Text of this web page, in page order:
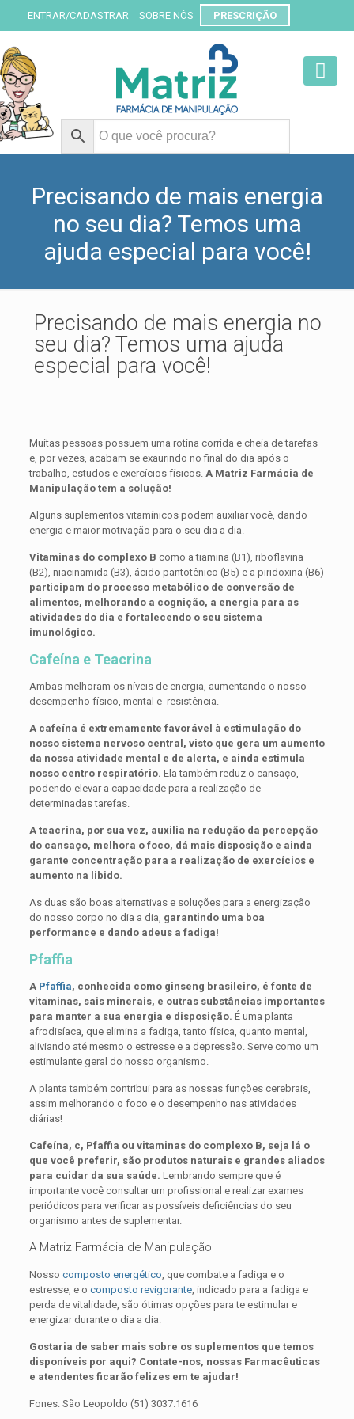
ENTRAR/CADASTRAR SOBRE NÓS PRESCRIÇÃO
Precisando de mais energia
no seu dia? Temos uma
ajuda especial para você!
Precisando de mais energia no
seu dia? Temos uma ajuda
especial para você!
Muitas pessoas possuem uma rotina corrida e cheia de tarefas
e, por vezes, acabam se exaurindo no final do dia após o
trabalho, estudos e exercícios físicos. A Matriz Farmácia de
Manipulação tem a solução!
Alguns suplementos vitamínicos podem auxiliar você, dando
energia e maior motivação para o seu dia a dia.
Vitaminas do complexo B como a tiamina (B1), riboflavina
(B2), niacinamida (B3), ácido pantotênico (B5) e a piridoxina (B6)
participam do processo metabólico de conversão de
alimentos, melhorando a cognição, a energia para as
atividades do dia e fortalecendo o seu sistema
imunológico.
Cafeína e Teacrina
Ambas melhoram os níveis de energia, aumentando o nosso
desempenho físico, mental e resistência.
A cafeína é extremamente favorável à estimulação do
nosso sistema nervoso central, visto que gera um aumento
da nossa atividade mental e de alerta, e ainda estimula
nosso centro respiratório. Ela também reduz o cansaço,
podendo elevar a capacidade para a realização de
determinadas tarefas.
A teacrina, por sua vez, auxilia na redução da percepção
do cansaço, melhora o foco, dá mais disposição e ainda
garante concentração para a realização de exercícios e
aumento na libido.
As duas são boas alternativas e soluções para a energização
do nosso corpo no dia a dia, garantindo uma boa
performance e dando adeus a fadiga!
Pfaffia
A Pfaffia, conhecida como ginseng brasileiro, é fonte de
vitaminas, sais minerais, e outras substâncias importantes
para manter a sua energia e disposição. É uma planta
afrodisíaca, que elimina a fadiga, tanto física, quanto mental,
aliviando até mesmo o estresse e a depressão. Serve como um
estimulante geral do nosso organismo.
A planta também contribui para as nossas funções cerebrais,
assim melhorando o foco e o desempenho nas atividades
diárias!
Cafeína, c, Pfaffia ou vitaminas do complexo B, seja lá o
que você preferir, são produtos naturais e grandes aliados
para cuidar da sua saúde. Lembrando sempre que é
importante você consultar um profissional e realizar exames
periódicos para verificar as possíveis deficiências do seu
organismo antes de suplementar.
A Matriz Farmácia de Manipulação
Nosso composto energético, que combate a fadiga e o
estresse, e o composto revigorante, indicado para a fadiga e
perda de vitalidade, são ótimas opções para te estimular e
energizar durante o dia a dia.
Gostaria de saber mais sobre os suplementos que temos
disponíveis por aqui? Contate-nos, nossas Farmacêuticas
e atendentes ficarão felizes em te ajudar!
Fones: São Leopoldo (51) 3037.1616